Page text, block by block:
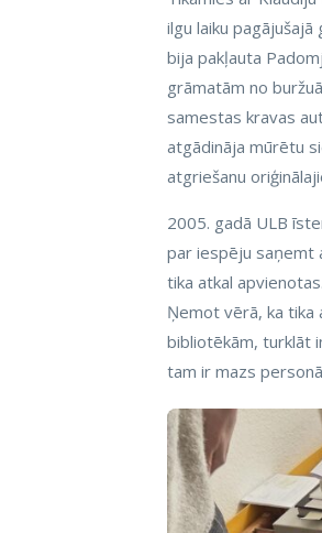
ilgu laiku
bija pakļauta
grāmatām no
samestas kravas
atgādināja mūrētu
atgriešanu
2005. gadā ULB
par iespēju saņemt
tika atkal
Ņemot vērā, ka tika
bibliotēkām, turklāt
tam ir mazs